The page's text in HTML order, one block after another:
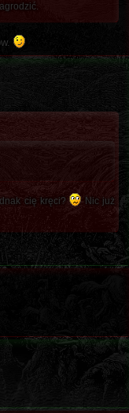
cię kręci?
Nic już